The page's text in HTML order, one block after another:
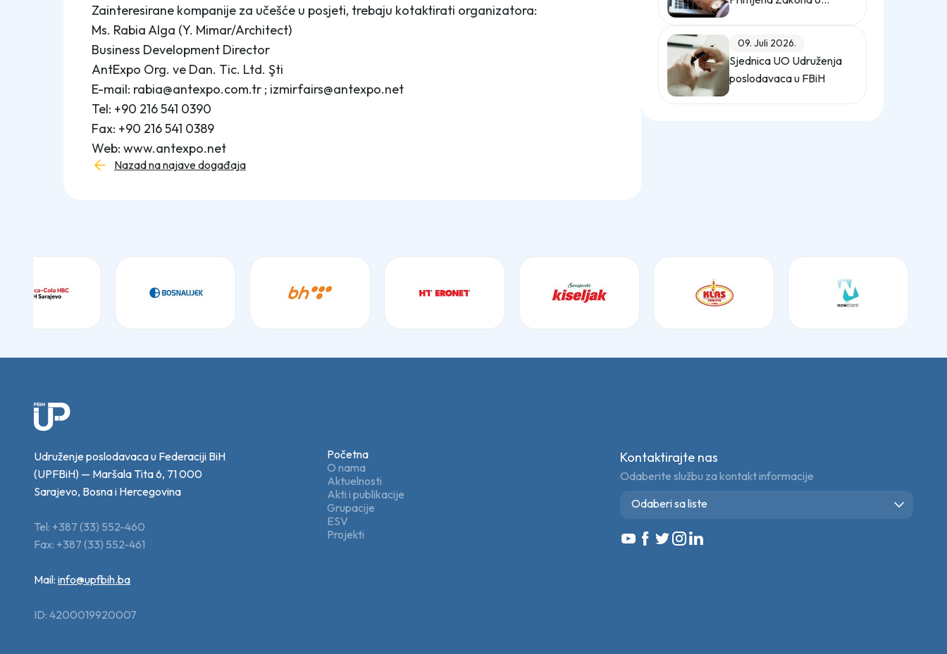
Zainteresirane kompanije za učešće u posjeti, trebaju kotaktirati organizatora:
Ms. Rabia Alga (Y. Mimar/Architect)
Business Development Director
AntExpo Org. ve Dan. Tic. Ltd. Şti
E-mail: rabia@antexpo.com.tr ; izmirfairs@antexpo.net
Tel: +90 216 541 0390
Fax: +90 216 541 0389
Web: www.antexpo.net
Nazad na najave događaja
09. Juli 2026.
Sjednica UO Udruženja
poslodavaca u FBiH
Udruženje poslodavaca u Federaciji BiH
(UPFBiH) — Maršala Tita 6, 71 000
Sarajevo, Bosna i Hercegovina
Tel: +387 (33) 552-460
Fax: +387 (33) 552-461
Mail: info@upfbih.ba
ID: 4200019920007
Početna
O nama
Aktuelnosti
Akti i publikacije
Grupacije
ESV
Projekti
Kontaktirajte nas
Odaberite službu za kontakt informacije
Odaberi sa liste